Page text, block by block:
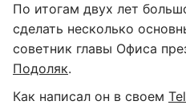
По итогам двух лет
сделать несколько
советник главы Офиса
Подоляк.
Как написал он в своем